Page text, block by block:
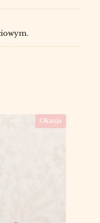
Okazja